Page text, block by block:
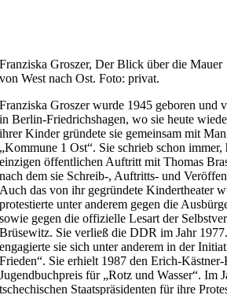
Franziska Groszer, Der Blick über die Mauer
von West nach Ost. Foto: privat.
Franziska Groszer wurde 1945 geboren und
in Berlin-Friedrichshagen, wo sie heute
ihrer Kinder gründete sie gemeinsam mit
„Kommune 1 Ost“. Sie schrieb schon immer,
einzigen öffentlichen Auftritt mit Thomas
nach dem sie Schreib-, Auftritts- und
Auch das von ihr gegründete Kindertheater
protestierte unter anderem gegen die
sowie gegen die offizielle Lesart der
Brüsewitz. Sie verließ die DDR im Jahr
engagierte sie sich unter anderem in der
Frieden“. Sie erhielt 1987 den Erich-
Jugendbuchpreis für „Rotz und Wasser“. Im
tschechischen Staatspräsidenten für ihre